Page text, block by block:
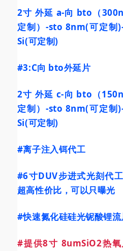
2寸 外延 a-向 bto（
定制）-sto 8nm(可定制
Si(可定制)
#3:C向 bto外延片
2寸 外延 c-向 bto（
定制）-sto 8nm(可定制
Si(可定制)
#离子注入铒代工
#6寸DUV步进式光刻代工
超高性价比，可以只曝光
#快速氮化硅硅光铌酸锂流
#提供8寸 8umSiO2热